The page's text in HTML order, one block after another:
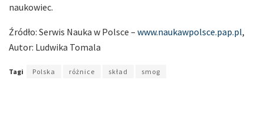
naukowiec.
Źródło: Serwis Nauka w Polsce – www.naukawpolsce.pap.pl,
Autor: Ludwika Tomala
Tagi Polska różnice skład smog